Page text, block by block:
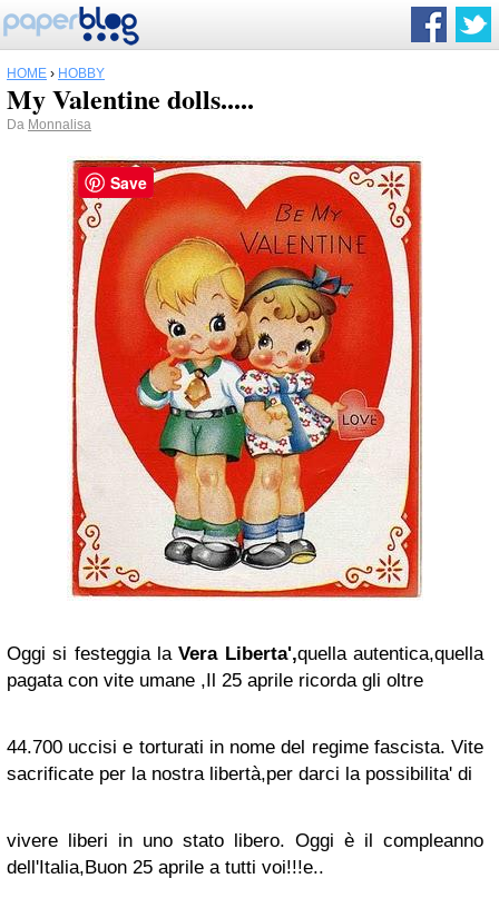
HOME › HOBBY
My Valentine dolls.....
Da Monnalisa
Oggi si festeggia laVera Liberta',quella autentica,quella
pagata con vite umane ,Il 25 aprile ricorda gli oltre
44.700 uccisi e torturati in nome del regime fascista. Vite
sacrificate per la nostra libertà,per darci la possibilita' di
vivere liberi in uno stato libero. Oggi è il compleanno
dell'Italia,Buon 25 aprile a tutti voi!!!e..
Save